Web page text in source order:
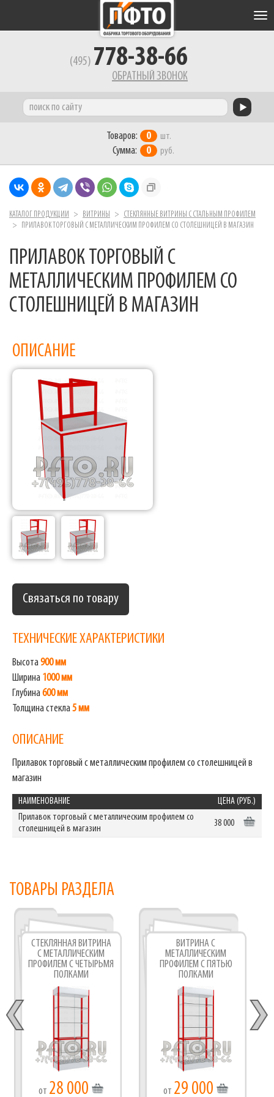
(495) 778-38-66
ОБРАТНЫЙ ЗВОНОК
Товаров: 0 шт.
Сумма: 0 руб.
КАТАЛОГ ПРОДУКЦИИ ВИТРИНЫ
СТЕКЛЯННЫЕ ВИТРИНЫ С СТАЛЬНЫМ ПРОФИЛЕМ
ПРИЛАВОК ТОРГОВЫЙ С МЕТАЛЛИЧЕСКИМ ПРОФИЛЕМ СО СТОЛЕШНИЦЕЙ В МАГАЗИН
ПРИЛАВОК ТОРГОВЫЙ С
МЕТАЛЛИЧЕСКИМ ПРОФИЛЕМ СО
СТОЛЕШНИЦЕЙ В МАГАЗИН
ОПИСАНИЕ
Связаться по товару
ТЕХНИЧЕСКИЕ ХАРАКТЕРИСТИКИ
Высота900 мм
Ширина 1000 мм
Глубина600 мм
Толщина стекла5 мм
ОПИСАНИЕ
Прилавок торговый с металлическим профилем со столешницей в
магазин
НАИМЕНОВАНИЕ
ЦЕНА (РУБ.)
Прилавок торговый с металлическим профилем со
столешницей в магазин
38 000
ТОВАРЫ РАЗДЕЛА
СТЕКЛЯННАЯ ВИТРИНА
С МЕТАЛЛИЧЕСКИМ
ПРОФИЛЕМ С ЧЕТЫРЬМЯ
ПОЛКАМИ
от 28 000
ВИТРИНА С
МЕТАЛЛИЧЕСКИМ
ПРОФИЛЕМ С ПЯТЬЮ
ПОЛКАМИ
от 29 000